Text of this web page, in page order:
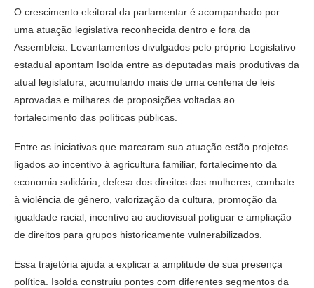
O crescimento eleitoral da parlamentar é acompanhado por
uma atuação legislativa reconhecida dentro e fora da
Assembleia. Levantamentos divulgados pelo próprio Legislativo
estadual apontam Isolda entre as deputadas mais produtivas da
atual legislatura, acumulando mais de uma centena de leis
aprovadas e milhares de proposições voltadas ao
fortalecimento das políticas públicas.
Entre as iniciativas que marcaram sua atuação estão projetos
ligados ao incentivo à agricultura familiar, fortalecimento da
economia solidária, defesa dos direitos das mulheres, combate
à violência de gênero, valorização da cultura, promoção da
igualdade racial, incentivo ao audiovisual potiguar e ampliação
de direitos para grupos historicamente vulnerabilizados.
Essa trajetória ajuda a explicar a amplitude de sua presença
política. Isolda construiu pontes com diferentes segmentos da